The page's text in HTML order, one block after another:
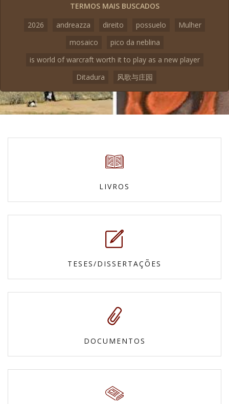
TERMOS MAIS BUSCADOS
2026
andreazza direito possuelo
Mulher
mosaico
pico da neblina
is world of warcraft worth it to play as a new player
Ditadura
风歌与庄园
LIVROS
TESES/DISSERTAÇÕES
DOCUMENTOS